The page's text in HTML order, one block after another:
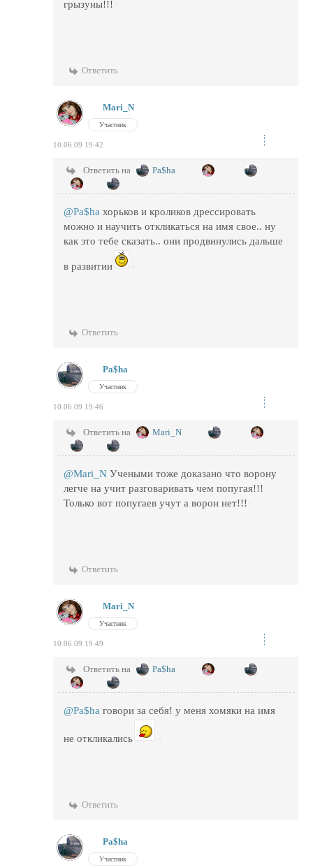
грызуны!!!
Ответить
Mari_N
Участник
10.06.09 19:42
Ответить на Pa$ha
@Pa$ha хорьков и кроликов дрессировать
можно и научить откликаться на имя свое.. ну
как это тебе сказать.. они продвинулись дальше
в развитии
Ответить
Pa$ha
Участник
10.06.09 19:46
Ответить на Mari_N
@Mari_N Учеными тоже доказано что ворону
легче на учит разговаривать чем попугая!!!
Только вот попугаев учут а ворон нет!!!
Ответить
Mari_N
Участник
10.06.09 19:49
Ответить на Pa$ha
@Pa$ha говори за себя! у меня хомяки на имя
не откликались
Ответить
Pa$ha
Участник